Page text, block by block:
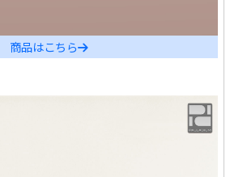
商品はこちら